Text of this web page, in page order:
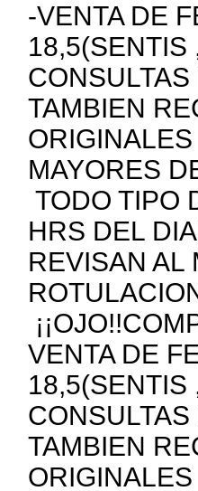
-VENTA DE
18,5(SENTIS
TAMBIEN
MAYORES
TODO TIPO
HRS DEL
REVISAN AL
VENTA DE
18,5(SENTIS
TAMBIEN